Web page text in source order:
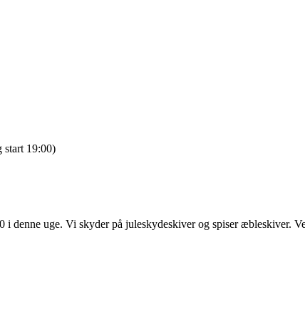
start 19:00)
denne uge. Vi skyder på juleskydeskiver og spiser æbleskiver.